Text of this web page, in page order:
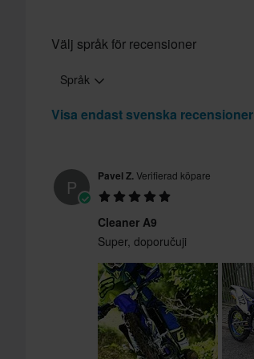
Välj språk för recensioner
Språk
Visa endast svenska recensioner
P Pavel Z.Verifierad köpare
Cleaner A9
Super, doporučuji